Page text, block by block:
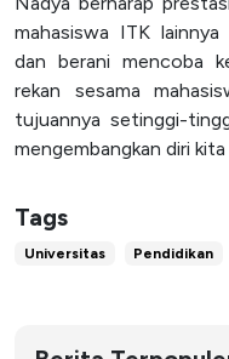
mahasiswa ITK
dan berani mencoba
rekan sesama
tujuannya setinggi-
mengembangkan diri
Tags
Universitas Pendidikan